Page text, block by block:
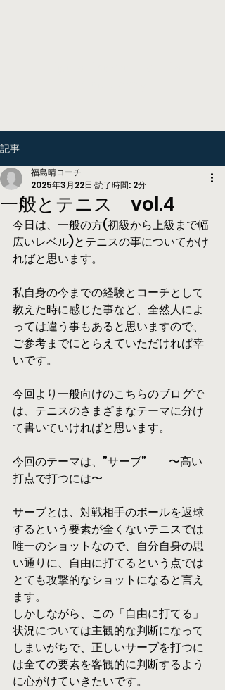
記事
一般とテニス vol.4
福島晴コーチ
2025年3月22日 読了時間: 2分
今日は、一般の方(初級から上級まで幅
広いレベル)とテニスの事についてかけ
ればと思います。
私自身の今までの経験とコーチとして
教えた時に感じた事など、全然人によ
っては違う事もあると思いますので、
ご参考までにとらえていただければ幸
いです。
今回より一般向けのこちらのブログで
は、テニスのさまざまなテーマに分け
て書いていければと思います。
今回のテーマは、”サーブ”　　〜高い
打点で打つには〜
サーブとは、対戦相手のボールを返球
するという要素が全くないテニスでは
唯一のショットなので、自分自身の思
い通りに、自由に打てるという点では
とても攻撃的なショットになると言え
ます。
しかしながら、この「自由に打てる」
状況については主観的な判断になって
しまいがちで、正しいサーブを打つに
は全ての要素を客観的に判断するよう
に心がけていきたいです。